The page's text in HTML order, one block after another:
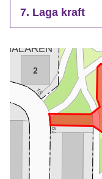
7. Laga kraft